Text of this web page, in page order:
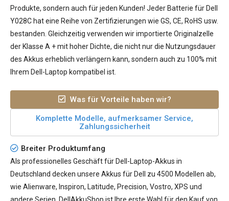
Produkte, sondern auch für jeden Kunden! Jeder Batterie für Dell
Y028C hat eine Reihe von Zertifizierungen wie GS, CE, RoHS usw.
bestanden. Gleichzeitig verwenden wir importierte Originalzelle
der Klasse A + mit hoher Dichte, die nicht nur die Nutzungsdauer
des Akkus erheblich verlängern kann, sondern auch zu 100% mit
Ihrem Dell-Laptop kompatibel ist.
Was für Vorteile haben wir?
Komplette Modelle, aufmerksamer Service,
Zahlungssicherheit
Breiter Produktumfang
Als professionelles Geschäft für Dell-Laptop-Akkus in
Deutschland decken unsere Akkus für Dell zu 4500 Modellen ab,
wie Alienware, Inspiron, Latitude, Precision, Vostro, XPS und